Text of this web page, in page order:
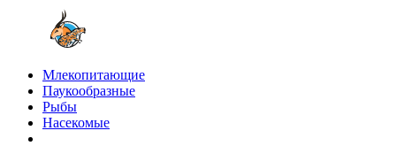
Млекопитающие
Паукообразные
Рыбы
Насекомые